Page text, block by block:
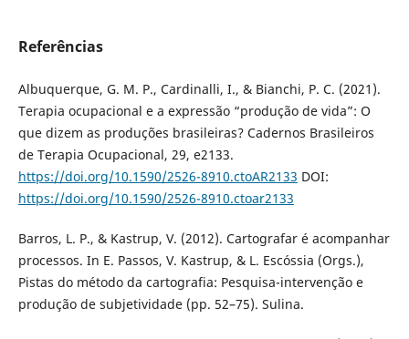
Referências
Albuquerque, G. M. P., Cardinalli, I., & Bianchi, P. C. (2021).
Terapia ocupacional e a expressão “produção de vida”: O
que dizem as produções brasileiras? Cadernos Brasileiros
de Terapia Ocupacional, 29, e2133.
https://doi.org/10.1590/2526-8910.ctoAR2133 DOI:
https://doi.org/10.1590/2526-8910.ctoar2133
Barros, L. P., & Kastrup, V. (2012). Cartografar é acompanhar
processos. In E. Passos, V. Kastrup, & L. Escóssia (Orgs.),
Pistas do método da cartografia: Pesquisa-intervenção e
produção de subjetividade (pp. 52–75). Sulina.